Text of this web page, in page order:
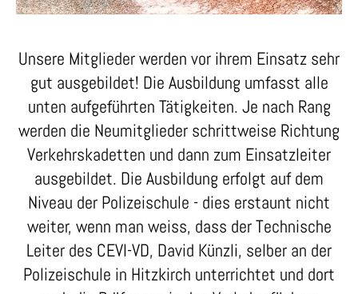
Unsere Mitglieder werden vor ihrem Einsatz sehr
gut ausgebildet! Die Ausbildung umfasst alle
unten aufgeführten Tätigkeiten. Je nach Rang
werden die Neumitglieder schrittweise Richtung
Verkehrskadetten und dann zum Einsatzleiter
ausgebildet. Die Ausbildung erfolgt auf dem
Niveau der Polizeischule - dies erstaunt nicht
weiter, wenn man weiss, dass der Technische
Leiter des CEVI-VD, David Künzli, selber an der
Polizeischule in Hitzkirch unterrichtet und dort